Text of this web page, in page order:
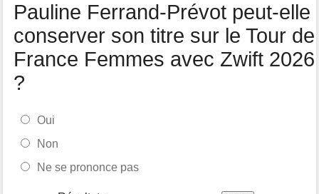
Pauline Ferrand-Prévot peut-elle
conserver son titre sur le Tour de
France Femmes avec Zwift 2026
?
Oui
Non
Ne se prononce pas